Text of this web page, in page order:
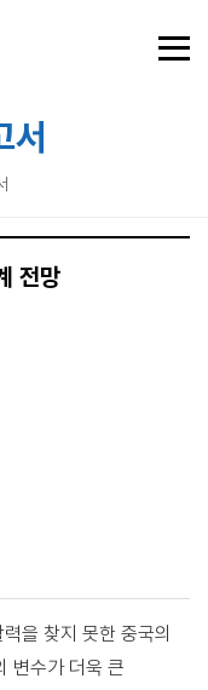
서
전망
을 찾지 못한 중국의
변수가 더욱 큰